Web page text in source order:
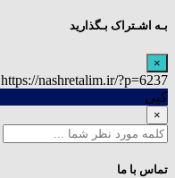
بـه اشـتراک بـگذارید
×
https://nashretalim.ir/?p=6237
کپی
×
تماس با ما